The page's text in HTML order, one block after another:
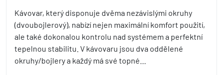
Kávovar, který disponuje dvěma nezávislými okruhy
(dvoubojlerový), nabízí nejen maximální komfort použití,
ale také dokonalou kontrolu nad systémem a perfektní
tepelnou stabilitu. V kávovaru jsou dva oddělené
okruhy/bojlery a každý má své topné…